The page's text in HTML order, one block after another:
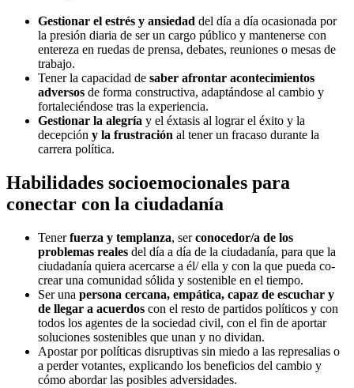
Gestionar el estrés y ansiedad del día a día ocasionada por
la presión diaria de ser un cargo público y mantenerse con
entereza en ruedas de prensa, debates, reuniones o mesas de
trabajo.
Tener la capacidad de saber afrontar acontecimientos
adversos de forma constructiva, adaptándose al cambio y
fortaleciéndose tras la experiencia.
Gestionar la alegría y el éxtasis al lograr el éxito y la
decepción y la frustración al tener un fracaso durante la
carrera política.
Habilidades socioemocionales para
conectar con la ciudadanía
Tenerfuerza y templanza, serconocedor/a de los
problemas reales del día a día de la ciudadanía, para que la
ciudadanía quiera acercarse a él/ ella y con la que pueda co-
crear una comunidad sólida y sostenible en el tiempo.
Ser una persona cercana, empática, capaz de escuchar y
de llegar a acuerdos con el resto de partidos políticos y con
todos los agentes de la sociedad civil, con el fin de aportar
soluciones sostenibles que unan y no dividan.
Apostar por políticas disruptivas sin miedo a las represalias o
a perder votantes, explicando los beneficios del cambio y
cómo abordar las posibles adversidades.